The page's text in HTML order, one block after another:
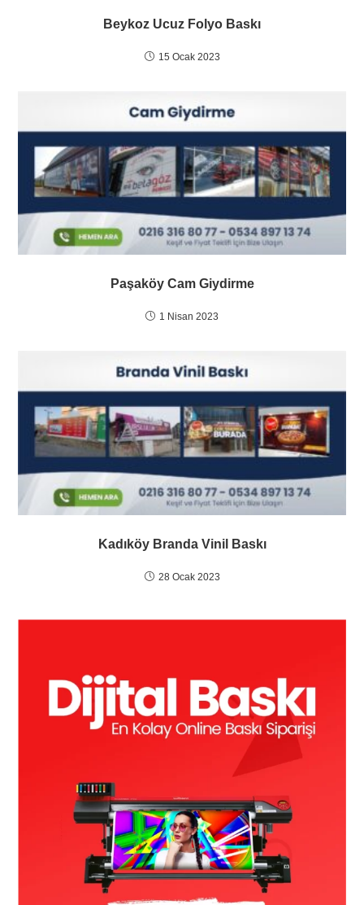
Beykoz Ucuz Folyo Baskı
15 Ocak 2023
Paşaköy Cam Giydirme
1 Nisan 2023
Kadıköy Branda Vinil Baskı
28 Ocak 2023